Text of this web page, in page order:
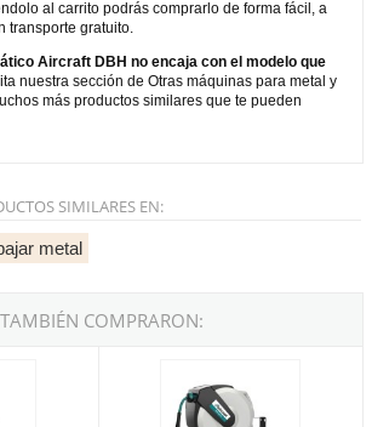
al carrito podrás comprarlo de forma fácil, a
transporte gratuito.
Aircraft DBH no encaja con el modelo que
nuestra sección de Otras máquinas para metal y
más productos similares que te pueden
SIMILARES EN:
metal
COMPRARON: